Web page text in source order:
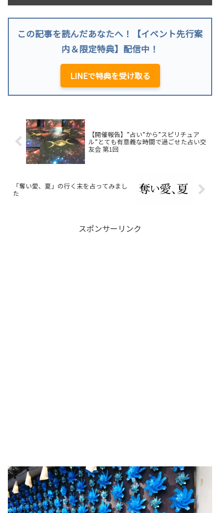
この記事を読んだあなたへ！【イベント先行案
内＆限定特典】配信中！
LINEで特典を受け取る
【開催報告】”占い”から”スピリチュア
ル”とても有意義な時間で過ごせた占い交
友会 第1回
「奪い愛、夏」の行く末を占ってみまし
た
スポンサーリンク